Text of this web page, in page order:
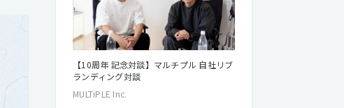
【10周年 記念対談】マルチプル 自社リブ
ランディング対談
MULTiPLE Inc.